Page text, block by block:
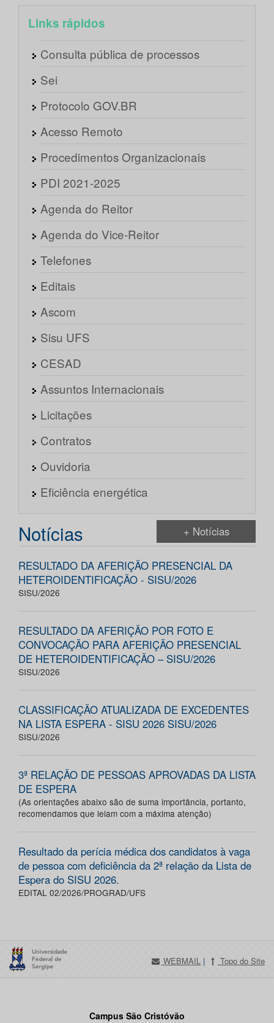
Links rápidos
Consulta pública de processos
Sei
Protocolo GOV.BR
Acesso Remoto
Procedimentos Organizacionais
PDI 2021-2025
Agenda do Reitor
Agenda do Vice-Reitor
Telefones
Editais
Ascom
Sisu UFS
CESAD
Assuntos Internacionais
Licitações
Contratos
Ouvidoria
Eficiência energética
Notícias + Notícias
RESULTADO DA AFERIÇÃO PRESENCIAL DA
HETEROIDENTIFICAÇÃO - SISU/2026
SISU/2026
RESULTADO DA AFERIÇÃO POR FOTO E
CONVOCAÇÃO PARA AFERIÇÃO PRESENCIAL
DE HETEROIDENTIFICAÇÃO – SISU/2026
SISU/2026
CLASSIFICAÇÃO ATUALIZADA DE EXCEDENTES
NA LISTA ESPERA - SISU 2026 SISU/2026
SISU/2026
3ª RELAÇÃO DE PESSOAS APROVADAS DA LISTA
DE ESPERA
(As orientações abaixo são de suma importância, portanto,
recomendamos que leiam com a máxima atenção)
Resultado da perícia médica dos candidatos à vaga
de pessoa com deficiência da 2ª relação da Lista de
Espera do SISU 2026.
EDITAL 02/2026/PROGRAD/UFS
WEBMAIL | Topo do Site
Campus São Cristóvão